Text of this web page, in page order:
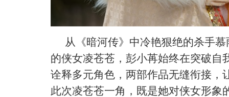
从《暗河传》中冷艳狠绝的杀手
的侠女凌苍苍，彭小苒始终在突破自
诠释多元角色，两部作品无缝衔接，
此次凌苍苍一角，既是她对侠女形象